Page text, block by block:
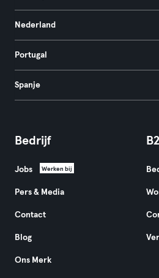
Nederland
Portugal
Spanje
Bedrijf
Jobs Werken bij
Pers & Media
Contact
Blog
Ons Merk